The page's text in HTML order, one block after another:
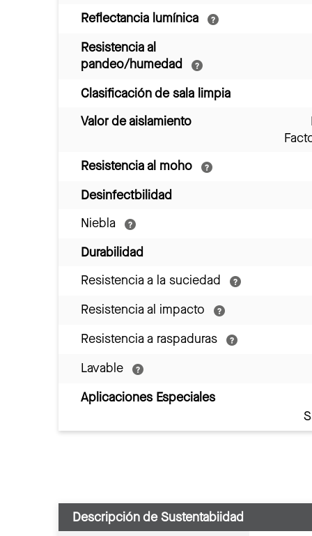
Reflectancia lumínica
Resistencia al
pandeo/humedad
Clasificación de sala limpia
Valor de aislamiento
Resistencia al moho
Desinfectbilidad
Niebla
Durabilidad
Resistencia a la suciedad
Resistencia al impacto
Resistencia a raspaduras
Lavable
Aplicaciones Especiales
Descripción de Sustentabiidad